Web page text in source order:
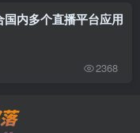
内多个直播平台应用
2368